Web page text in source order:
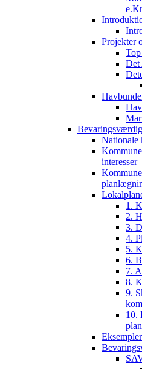
Projekter
Nationale
interesser
1.
2.
3.
4.
5.
6.
7.
8.
9.
10.